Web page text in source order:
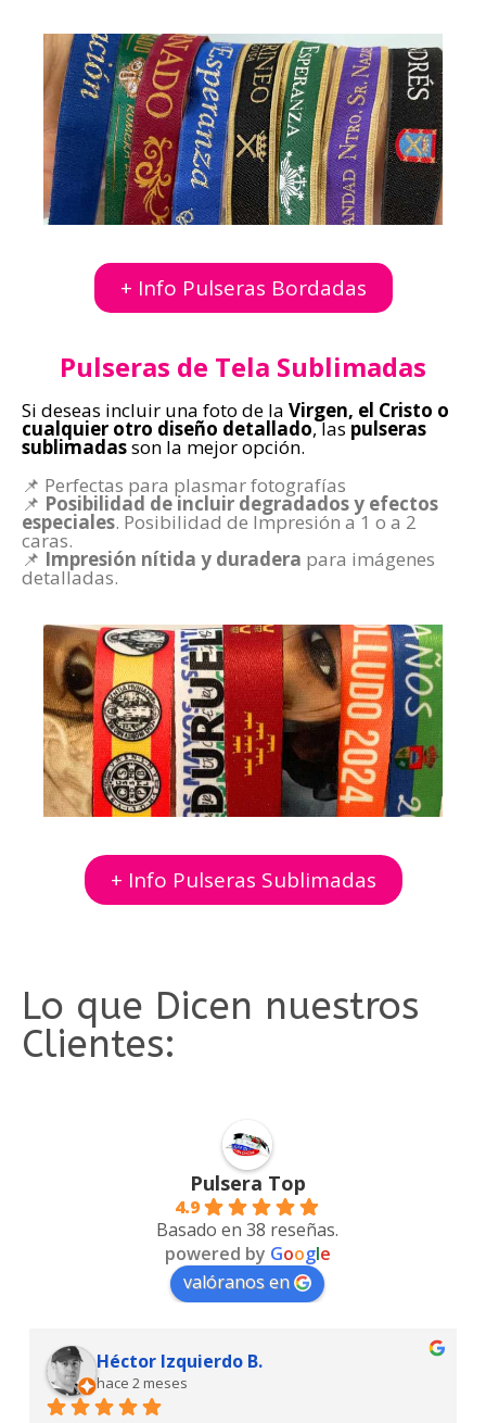
+ Info Pulseras Bordadas
Pulseras de Tela Sublimadas
Si deseas incluir una foto de la Virgen, el Cristo o
cualquier otro diseño detallado, las pulseras
sublimadasson la mejor opción.
📌 Perfectas para plasmar fotografías
📌 Posibilidad de incluir degradados y efectos
especiales. Posibilidad de Impresión a 1 o a 2
caras.
📌 Impresión nítida y duradera para imágenes
detalladas.
+ Info Pulseras Sublimadas
Lo que Dicen nuestros
Clientes:
Pulsera Top
4.9
Basado en 38 reseñas.
powered by Google
valóranos en
Héctor Izquierdo B.
hace 2 meses